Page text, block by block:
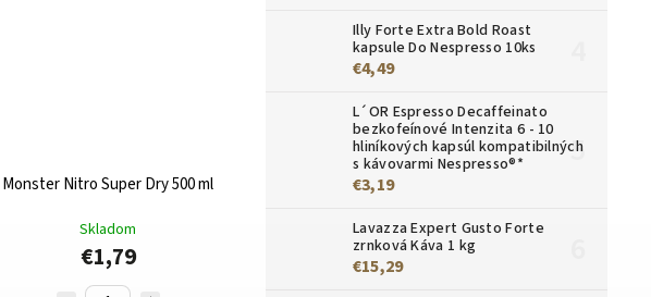
Illy Forte Extra Bold Roast
kapsule Do Nespresso 10ks
€4,49
L´OR Espresso Decaffeinato
bezkofeínové Intenzita 6 - 10
hliníkových kapsúl kompatibilných
s kávovarmi Nespresso®*
€3,19
Lavazza Expert Gusto Forte
zrnková Káva 1 kg
€15,29
Monster Nitro Super Dry 500 ml
Skladom
€1,79